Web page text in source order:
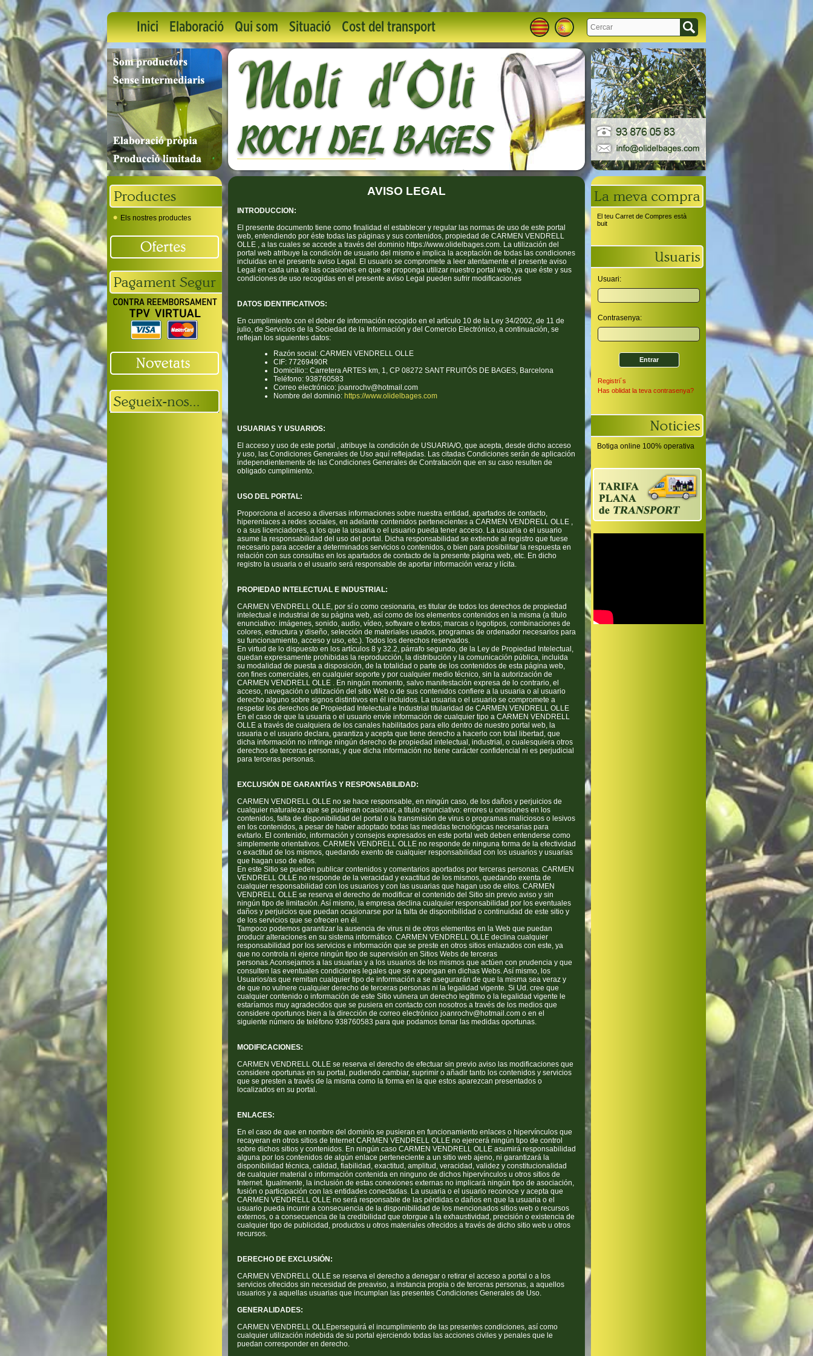
Inici Elaboració Qui som Situació Cost del transport
Els nostres productes
AVISO LEGAL
INTRODUCCION:
El presente documento tiene como finalidad el establecer y regular las normas de uso de este portal
web, entendiendo por éste todas las páginas y sus contenidos, propiedad de CARMEN VENDRELL
OLLE , a las cuales se accede a través del dominio https://www.olidelbages.com. La utilización del
portal web atribuye la condición de usuario del mismo e implica la aceptación de todas las condiciones
incluidas en el presente aviso Legal. El usuario se compromete a leer atentamente el presente aviso
Legal en cada una de las ocasiones en que se proponga utilizar nuestro portal web, ya que éste y sus
condiciones de uso recogidas en el presente aviso Legal pueden sufrir modificaciones
DATOS IDENTIFICATIVOS:
En cumplimiento con el deber de información recogido en el artículo 10 de la Ley 34/2002, de 11 de
julio, de Servicios de la Sociedad de la Información y del Comercio Electrónico, a continuación, se
reflejan los siguientes datos:
Razón social: CARMEN VENDRELL OLLE
CIF: 77269490R
Domicilio:: Carretera ARTES km, 1, CP 08272 SANT FRUITÓS DE BAGES, Barcelona
Teléfono: 938760583
Correo electrónico: joanrochv@hotmail.com
Nombre del dominio: https://www.olidelbages.com
USUARIAS Y USUARIOS:
El acceso y uso de este portal , atribuye la condición de USUARIA/O, que acepta, desde dicho acceso
y uso, las Condiciones Generales de Uso aquí reflejadas. Las citadas Condiciones serán de aplicación
independientemente de las Condiciones Generales de Contratación que en su caso resulten de
obligado cumplimiento.
USO DEL PORTAL:
Proporciona el acceso a diversas informaciones sobre nuestra entidad, apartados de contacto,
hiperenlaces a redes sociales, en adelante contenidos pertenecientes a CARMEN VENDRELL OLLE ,
o a sus licenciadores, a los que la usuaria o el usuario pueda tener acceso. La usuaria o el usuario
asume la responsabilidad del uso del portal. Dicha responsabilidad se extiende al registro que fuese
necesario para acceder a determinados servicios o contenidos, o bien para posibilitar la respuesta en
relación con sus consultas en los apartados de contacto de la presente página web, etc. En dicho
registro la usuaria o el usuario será responsable de aportar información veraz y lícita.
PROPIEDAD INTELECTUAL E INDUSTRIAL:
CARMEN VENDRELL OLLE, por sí o como cesionaria, es titular de todos los derechos de propiedad
intelectual e industrial de su página web, así como de los elementos contenidos en la misma (a título
enunciativo: imágenes, sonido, audio, vídeo, software o textos; marcas o logotipos, combinaciones de
colores, estructura y diseño, selección de materiales usados, programas de ordenador necesarios para
su funcionamiento, acceso y uso, etc.). Todos los derechos reservados.
En virtud de lo dispuesto en los artículos 8 y 32.2, párrafo segundo, de la Ley de Propiedad Intelectual,
quedan expresamente prohibidas la reproducción, la distribución y la comunicación pública, incluida
su modalidad de puesta a disposición, de la totalidad o parte de los contenidos de esta página web,
con fines comerciales, en cualquier soporte y por cualquier medio técnico, sin la autorización de
CARMEN VENDRELL OLLE . En ningún momento, salvo manifestación expresa de lo contrario, el
acceso, navegación o utilización del sitio Web o de sus contenidos confiere a la usuaria o al usuario
derecho alguno sobre signos distintivos en él incluidos. La usuaria o el usuario se compromete a
respetar los derechos de Propiedad Intelectual e Industrial titularidad de CARMEN VENDRELL OLLE
En el caso de que la usuaria o el usuario envíe información de cualquier tipo a CARMEN VENDRELL
OLLE a través de cualquiera de los canales habilitados para ello dentro de nuestro portal web, la
usuaria o el usuario declara, garantiza y acepta que tiene derecho a hacerlo con total libertad, que
dicha información no infringe ningún derecho de propiedad intelectual, industrial, o cualesquiera otros
derechos de terceras personas, y que dicha información no tiene carácter confidencial ni es perjudicial
para terceras personas.
EXCLUSIÓN DE GARANTÍAS Y RESPONSABILIDAD:
CARMEN VENDRELL OLLE no se hace responsable, en ningún caso, de los daños y perjuicios de
cualquier naturaleza que se pudieran ocasionar, a título enunciativo: errores u omisiones en los
contenidos, falta de disponibilidad del portal o la transmisión de virus o programas maliciosos o lesivos
en los contenidos, a pesar de haber adoptado todas las medidas tecnológicas necesarias para
evitarlo. El contenido, información y consejos expresados en este portal web deben entenderse como
simplemente orientativos. CARMEN VENDRELL OLLE no responde de ninguna forma de la efectividad
o exactitud de los mismos, quedando exento de cualquier responsabilidad con los usuarios y usuarias
que hagan uso de ellos.
En este Sitio se pueden publicar contenidos y comentarios aportados por terceras personas. CARMEN
VENDRELL OLLE no responde de la veracidad y exactitud de los mismos, quedando exenta de
cualquier responsabilidad con los usuarios y con las usuarias que hagan uso de ellos. CARMEN
VENDRELL OLLE se reserva el derecho de modificar el contenido del Sitio sin previo aviso y sin
ningún tipo de limitación. Así mismo, la empresa declina cualquier responsabilidad por los eventuales
daños y perjuicios que puedan ocasionarse por la falta de disponibilidad o continuidad de este sitio y
de los servicios que se ofrecen en él.
Tampoco podemos garantizar la ausencia de virus ni de otros elementos en la Web que puedan
producir alteraciones en su sistema informático. CARMEN VENDRELL OLLE declina cualquier
responsabilidad por los servicios e información que se preste en otros sitios enlazados con este, ya
que no controla ni ejerce ningún tipo de supervisión en Sitios Webs de terceras
personas.Aconsejamos a las usuarias y a los usuarios de los mismos que actúen con prudencia y que
consulten las eventuales condiciones legales que se expongan en dichas Webs. Así mismo, los
Usuarios/as que remitan cualquier tipo de información a se asegurarán de que la misma sea veraz y
de que no vulnere cualquier derecho de terceras personas ni la legalidad vigente. Si Ud. cree que
cualquier contenido o información de este Sitio vulnera un derecho legítimo o la legalidad vigente le
estaríamos muy agradecidos que se pusiera en contacto con nosotros a través de los medios que
considere oportunos bien a la dirección de correo electrónico joanrochv@hotmail.com o en el
siguiente número de teléfono 938760583 para que podamos tomar las medidas oportunas.
MODIFICACIONES:
CARMEN VENDRELL OLLE se reserva el derecho de efectuar sin previo aviso las modificaciones que
considere oportunas en su portal, pudiendo cambiar, suprimir o añadir tanto los contenidos y servicios
que se presten a través de la misma como la forma en la que estos aparezcan presentados o
localizados en su portal.
ENLACES:
En el caso de que en nombre del dominio se pusieran en funcionamiento enlaces o hipervínculos que
recayeran en otros sitios de Internet CARMEN VENDRELL OLLE no ejercerá ningún tipo de control
sobre dichos sitios y contenidos. En ningún caso CARMEN VENDRELL OLLE asumirá responsabilidad
alguna por los contenidos de algún enlace perteneciente a un sitio web ajeno, ni garantizará la
disponibilidad técnica, calidad, fiabilidad, exactitud, amplitud, veracidad, validez y constitucionalidad
de cualquier material o información contenida en ninguno de dichos hipervínculos u otros sitios de
Internet. Igualmente, la inclusión de estas conexiones externas no implicará ningún tipo de asociación,
fusión o participación con las entidades conectadas. La usuaria o el usuario reconoce y acepta que
CARMEN VENDRELL OLLE no será responsable de las pérdidas o daños en que la usuaria o el
usuario pueda incurrir a consecuencia de la disponibilidad de los mencionados sitios web o recursos
externos, o a consecuencia de la credibilidad que otorgue a la exhaustividad, precisión o existencia de
cualquier tipo de publicidad, productos u otros materiales ofrecidos a través de dicho sitio web u otros
recursos.
DERECHO DE EXCLUSIÓN:
CARMEN VENDRELL OLLE se reserva el derecho a denegar o retirar el acceso a portal o a los
servicios ofrecidos sin necesidad de preaviso, a instancia propia o de terceras personas, a aquellos
usuarios y a aquellas usuarias que incumplan las presentes Condiciones Generales de Uso.
GENERALIDADES:
CARMEN VENDRELL OLLEperseguirá el incumplimiento de las presentes condiciones, así como
cualquier utilización indebida de su portal ejerciendo todas las acciones civiles y penales que le
puedan corresponder en derecho.
El teu Carret de Compres està
buit
Usuari:
Contrasenya:
Registri´s
Has oblidat la teva contrasenya?
Botiga online 100% operativa